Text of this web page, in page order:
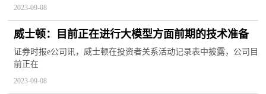
2023-09-08
威士顿：目前正在进行大模型方面前期的技术准备
证券时报e公司讯，威士顿在投资者关系活动记录表中披露，公司目
前正在
2023-09-08